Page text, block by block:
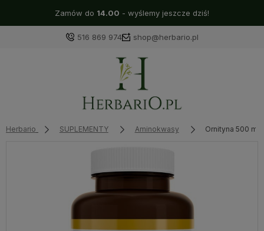
Zamów do 14.00 - wyślemy jeszcze dziś!
516 869 974 shop@herbario.pl
Herbario SUPLEMENTY Aminokwasy Ornityna 500 mg